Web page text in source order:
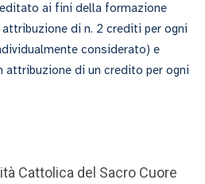
ai fini della formazione
di n. 2 crediti per ogni
considerato) e
attribuzione di un credito per ogni
Cattolica del Sacro Cuore